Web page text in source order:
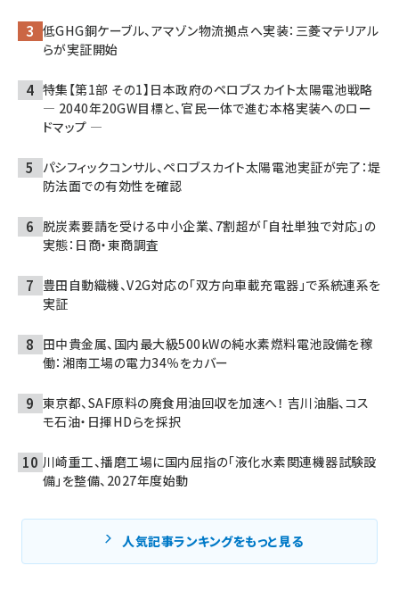
低GHG銅ケーブル、アマゾン物流拠点へ実装：三菱マテリアル
らが実証開始
特集【第1部 その1】日本政府のペロブスカイト太陽電池戦略
― 2040年20GW目標と、官民一体で進む本格実装へのロー
ドマップ ―
パシフィックコンサル、ペロブスカイト太陽電池実証が完了：堤
防法面での有効性を確認
脱炭素要請を受ける中小企業、7割超が「自社単独で対応」の
実態：日商・東商調査
豊田自動織機、V2G対応の「双方向車載充電器」で系統連系を
実証
田中貴金属、国内最大級500kWの純水素燃料電池設備を稼
働：湘南工場の電力34％をカバー
東京都、SAF原料の廃食用油回収を加速へ！ 吉川油脂、コス
モ石油・日揮HDらを採択
川崎重工、播磨工場に国内屈指の「液化水素関連機器試験設
備」を整備、2027年度始動
人気記事ランキングをもっと見る